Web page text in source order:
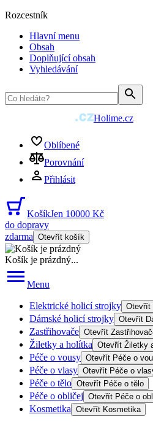
Rozcestník
Hlavní menu
Obsah
Doplňující obsah
Vyhledávání
Holime.cz
Oblíbené
Porovnání
Přihlásit
KošíkJen 10000 Kč
do dopravy
zdarma Otevřít košík
Košík je prázdný...
Menu
Elektrické holicí strojky Otevřít
Dámské holicí strojky Otevřít
Zastřihovače Otevřít
Žiletky a holítka Otevřít Žiletky
Péče o vousy Otevřít Péče o
Péče o vlasy Otevřít Péče o
Péče o tělo Otevřít Péče o tělo
Péče o obličej Otevřít Péče o
Kosmetika Otevřít Kosmetika